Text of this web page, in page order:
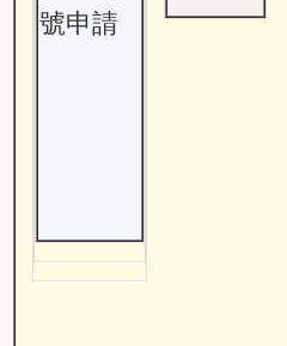
號申請
蹈比賽,鼓勵踴躍參加!